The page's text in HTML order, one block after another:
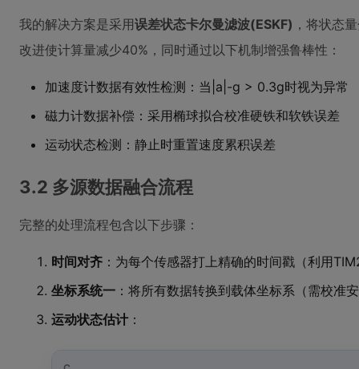
我的解决方案是采用误差状态卡尔曼滤波(ESKF) ，将状态
改进使计算量减少40%，同时通过以下机制增强鲁棒性：
加速度计数据有效性检测：当|a|-g > 0.3g时视为异常
磁力计数据补偿：采用椭球拟合校准硬铁和软铁误差
运动状态检测：静止时重置速度累积误差
3.2 多源数据融合流程
完整的处理流程包含以下步骤：
时间对齐 ：为每个传感器打上精确的时间戳（利用
坐标系统一 ：将所有数据转换到载体坐标系（需校准
运动状态估计 ：